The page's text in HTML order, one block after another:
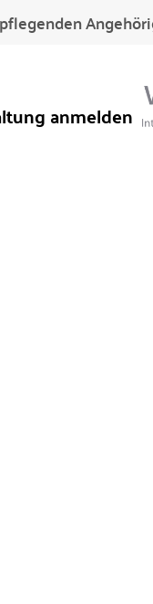
anmelden